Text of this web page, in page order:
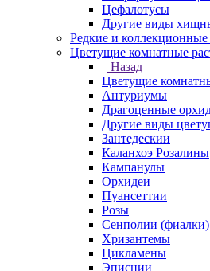
Цефалотусы
Другие виды
Редкие и коллекционные
Цветущие комнатные
Назад
Цветущие
Антуриумы
Драгоценные
Другие виды
Зантедескии
Каланхоэ Розалины
Кампанулы
Орхидеи
Пуансеттии
Розы
Сенполии (фиалки)
Хризантемы
Цикламены
Эписции